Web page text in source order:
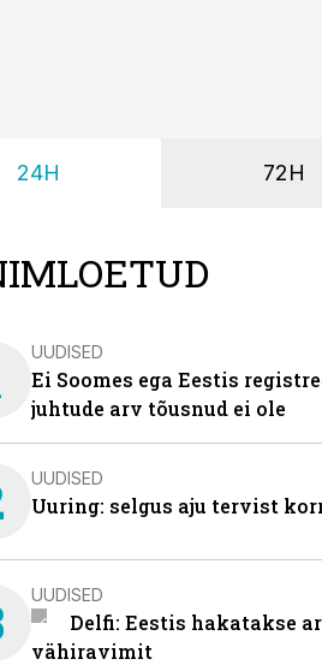
24H 72H
UUDISED
Ei Soomes ega Eestis
juhtude arv tõusnud ei ole
UUDISED
Uuring: selgus aju tervist
UUDISED
Delfi: Eestis hakatakse
vähiravimit